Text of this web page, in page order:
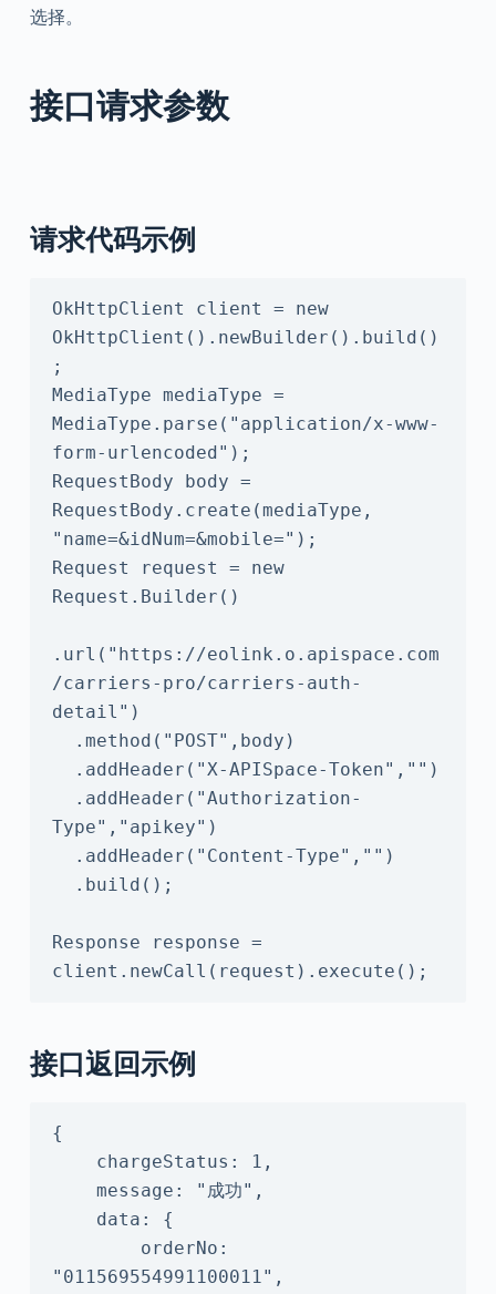
选择。
接口请求参数
请求代码示例
OkHttpClient client = new
OkHttpClient().newBuilder().build()
;
MediaType mediaType =
MediaType.parse("application/x-www-
form-urlencoded");
RequestBody body =
RequestBody.create(mediaType,
"name=&idNum=&mobile=");
Request request = new
Request.Builder()
.url("https://eolink.o.apispace.com
/carriers-pro/carriers-auth-
detail")
Type","apikey")
Response response =
client.newCall(request).execute();
接口返回示例
{
"011569554991100011",